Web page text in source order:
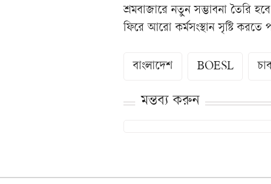
শ্রমবাজারে নতুন সম্ভাবনা তৈরি
ফিরে আরো কর্মসংস্থান সৃষ্টি করতে
বাংলাদেশ BOESL
মন্তব্য করুন